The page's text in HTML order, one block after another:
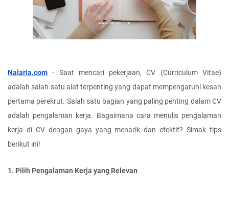
Nalaria.com - Saat mencari pekerjaan, CV (Curriculum Vitae)
adalah salah satu alat terpenting yang dapat mempengaruhi kesan
pertama perekrut. Salah satu bagian yang paling penting dalam CV
adalah pengalaman kerja. Bagaimana cara menulis pengalaman
kerja di CV dengan gaya yang menarik dan efektif? Simak tips
berikut ini!
1. Pilih Pengalaman Kerja yang Relevan